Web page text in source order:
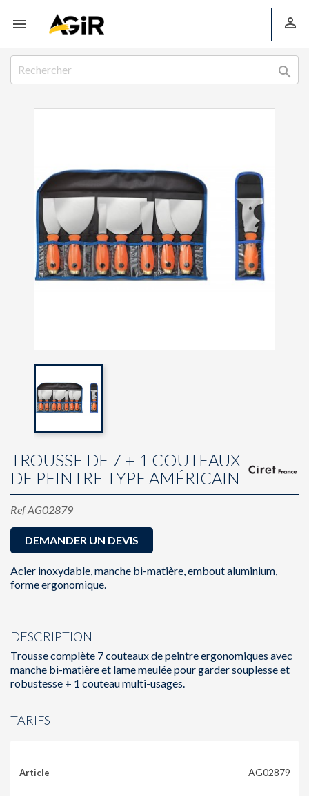
 

TROUSSE DE 7 + 1 COUTEAUX
DE PEINTRE TYPE AMÉRICAIN
RefAG02879
DEMANDER UN DEVIS
Acier inoxydable, manche bi-matière, embout aluminium,
forme ergonomique.
DESCRIPTION
Trousse complète 7 couteaux de peintre ergonomiques avec
manche bi-matière et lame meulée pour garder souplesse et
robustesse + 1 couteau multi-usages.
TARIFS
AG02879